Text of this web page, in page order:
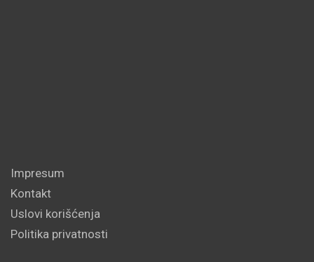
Impresum
Kontakt
Uslovi korišćenja
Politika privatnosti